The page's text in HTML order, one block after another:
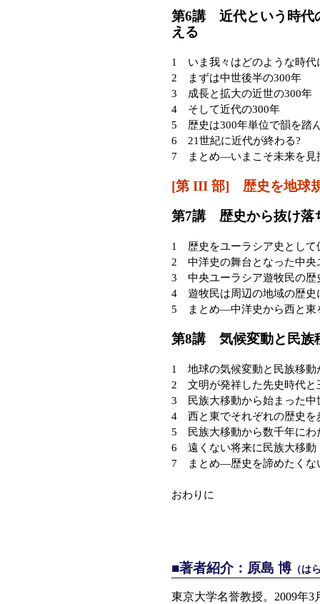
第6講 近代という時代
える
1 いま我々はどのような時代
2 まずは中世後半の300年
3 成長と拡大の近世の300年
4 そして近代の300年
5 歴史は300年単位で韻を踏
6 21世紀に近代が終わる?
7 まとめ—いまこそ未来を見
[第 III 部] 歴史を地球
第7講 歴史から抜け落
1 歴史をユーラシア史として
2 中洋史の舞台となった中央
3 中央ユーラシア遊牧民の歴
4 遊牧民は周辺の地域の歴史
5 まとめ—中洋史から西と東
第8講 気候変動と民族
1 地球の気候変動と民族移動
2 文明が発祥した先史時代と
3 民族大移動から始まった中
4 西と東でそれぞれの歴史を
5 民族大移動から数千年にわ
6 遠くない将来に民族大移動
7 まとめ—歴史を諦めたく
おわりに
■著者紹介：原島 博 （は
東京大学名誉教授。2009年